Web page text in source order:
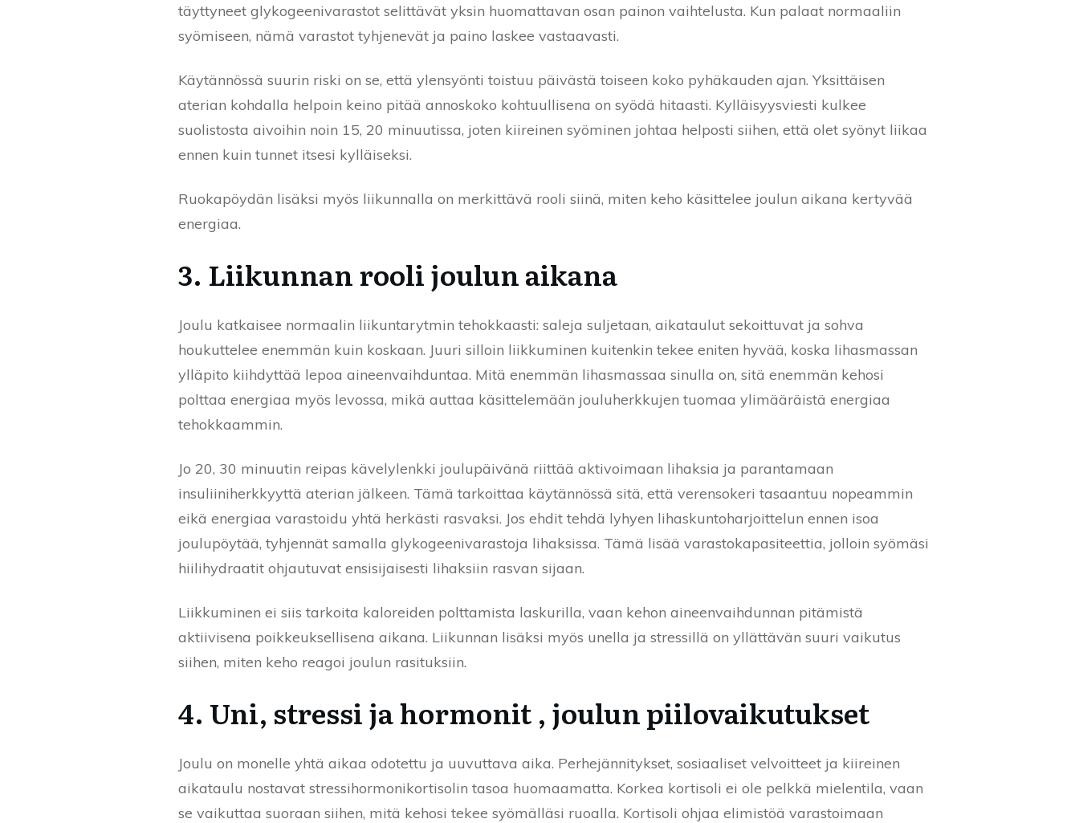
täyttyneet glykogeenivarastot selittävät yksin huomattavan osan painon vaihtelusta. Kun palaat normaaliin
syömiseen, nämä varastot tyhjenevät ja paino laskee vastaavasti.
Käytännössä suurin riski on se, että ylensyönti toistuu päivästä toiseen koko pyhäkauden ajan. Yksittäisen
aterian kohdalla helpoin keino pitää annoskoko kohtuullisena on syödä hitaasti. Kylläisyysviesti kulkee
suolistosta aivoihin noin 15, 20 minuutissa, joten kiireinen syöminen johtaa helposti siihen, että olet syönyt liikaa
ennen kuin tunnet itsesi kylläiseksi.
Ruokapöydän lisäksi myös liikunnalla on merkittävä rooli siinä, miten keho käsittelee joulun aikana kertyvää
energiaa.
3. Liikunnan rooli joulun aikana
Joulu katkaisee normaalin liikuntarytmin tehokkaasti: saleja suljetaan, aikataulut sekoittuvat ja sohva
houkuttelee enemmän kuin koskaan. Juuri silloin liikkuminen kuitenkin tekee eniten hyvää, koska lihasmassan
ylläpito kiihdyttää lepoa aineenvaihduntaa. Mitä enemmän lihasmassaa sinulla on, sitä enemmän kehosi
polttaa energiaa myös levossa, mikä auttaa käsittelemään jouluherkkujen tuomaa ylimääräistä energiaa
tehokkaammin.
Jo 20, 30 minuutin reipas kävelylenkki joulupäivänä riittää aktivoimaan lihaksia ja parantamaan
insuliiniherkkyyttä aterian jälkeen. Tämä tarkoittaa käytännössä sitä, että verensokeri tasaantuu nopeammin
eikä energiaa varastoidu yhtä herkästi rasvaksi. Jos ehdit tehdä lyhyen lihaskuntoharjoittelun ennen isoa
joulupöytää, tyhjennät samalla glykogeenivarastoja lihaksissa. Tämä lisää varastokapasiteettia, jolloin syömäsi
hiilihydraatit ohjautuvat ensisijaisesti lihaksiin rasvan sijaan.
Liikkuminen ei siis tarkoita kaloreiden polttamista laskurilla, vaan kehon aineenvaihdunnan pitämistä
aktiivisena poikkeuksellisena aikana. Liikunnan lisäksi myös unella ja stressillä on yllättävän suuri vaikutus
siihen, miten keho reagoi joulun rasituksiin.
4. Uni, stressi ja hormonit , joulun piilovaikutukset
Joulu on monelle yhtä aikaa odotettu ja uuvuttava aika. Perhejännitykset, sosiaaliset velvoitteet ja kiireinen
aikataulu nostavat stressihormonikortisolin tasoa huomaamatta. Korkea kortisoli ei ole pelkkä mielentila, vaan
se vaikuttaa suoraan siihen, mitä kehosi tekee syömälläsi ruoalla. Kortisoli ohjaa elimistöä varastoimaan